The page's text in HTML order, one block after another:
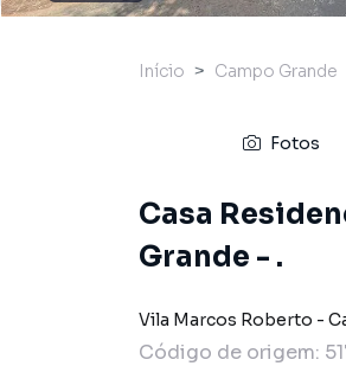
Início Campo Grande
Fotos
Casa
Grande - .
Vila Marcos Roberto -
Código de origem: